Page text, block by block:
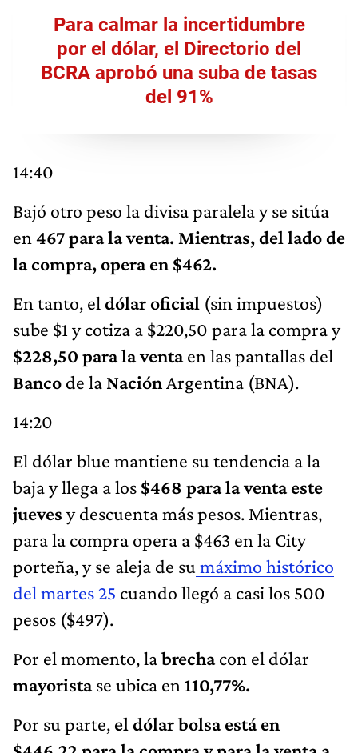
Para calmar la incertidumbre
por el dólar, el Directorio del
BCRA aprobó una suba de tasas
del 91%
Bajó otro peso la divisa paralela y se sitúa
en467 para la venta. Mientras, del lado de
la compra, opera en $462.
En tanto, el dólar oficial (sin impuestos)
sube $1 y cotiza a $220,50 para la compra y
$228,50 para la ventaen las pantallas del
Banco de la Nación
Argentina (BNA).
El dólar blue mantiene su tendencia a la
baja y llega a los $468 para la venta este
jueves
y descuenta más pesos. Mientras,
para la compra opera a $463 en la City
porteña, y se aleja de su máximo histórico
del martes 25 cuando llegó a casi los 500
pesos ($497).
Por el momento, la
brecha
con el dólar
mayorista
se ubica en 110,77%.
el dólar bolsa está en
$446,22 para la compra y para la venta a